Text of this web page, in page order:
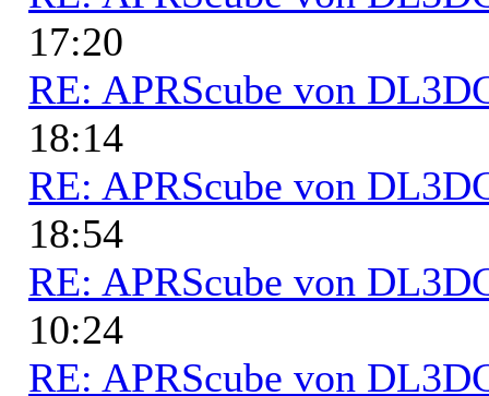
17:20
RE: APRScube von
18:14
RE: APRScube von
18:54
RE: APRScube von
10:24
RE: APRScube von